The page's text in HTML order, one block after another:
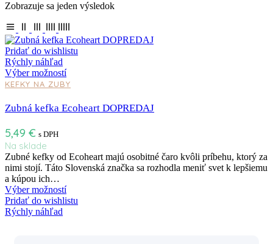
Zobrazuje sa jeden výsledok
Pridať do wishlistu
Rýchly náhľad
Výber možností
KEFKY NA ZUBY
Zubná kefka Ecoheart DOPREDAJ
5,49 € s DPH
Na sklade
Zubné kefky od Ecoheart majú osobitné čaro kvôli príbehu, ktorý za
nimi stojí. Táto Slovenská značka sa rozhodla meniť svet k lepšiemu
a kúpou ich…
Výber možností
Pridať do wishlistu
Rýchly náhľad